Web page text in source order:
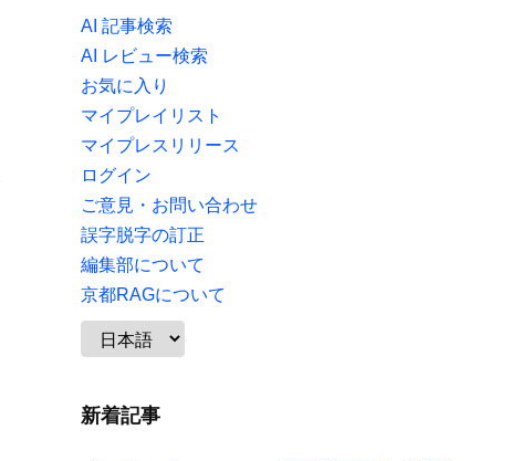
AI 記事検索
AI レビュー検索
お気に入り
マイプレイリスト
マイプレスリリース
ログイン
ご意見・お問い合わせ
誤字脱字の訂正
編集部について
京都RAGについて
新着記事